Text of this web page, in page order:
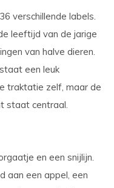
verschillende labels.
leeftijd van de jarige
van halve dieren.
een leuk
traktatie zelf, maar de
staat centraal.
en een snijlijn.
aan een appel, een